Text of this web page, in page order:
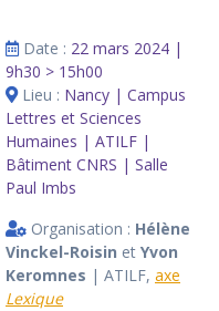
Date : 22 mars 2024 |
9h30 > 15h00
Lieu : Nancy | Campus
Lettres et Sciences
Humaines | ATILF |
Bâtiment CNRS | Salle
Paul Imbs
Organisation : Hélène
Vinckel-Roisin et Yvon
Keromnes | ATILF, axe
Lexique